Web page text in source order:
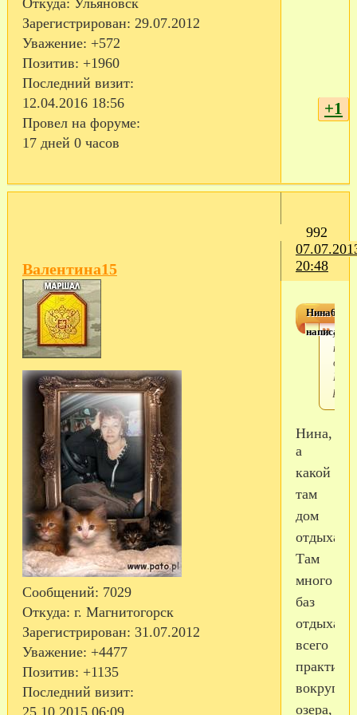
Откуда: Ульяновск
Зарегистрирован: 29.07.2012
Уважение: +572
Позитив: +1960
Последний визит:
12.04.2016 18:56
Провел на форуме:
17 дней 0 часов
+1
992
20:48
Валентина15
Сообщений: 7029
Откуда: г. Магнитогорск
Зарегистрирован: 31.07.2012
Уважение: +4477
Позитив: +1135
Последний визит:
25.10.2015 06:09
Нина64
про
Нина,
а
какой
там
дом
отдыха?
Там
много
баз
отдыха,
всего
вокруг
озера,